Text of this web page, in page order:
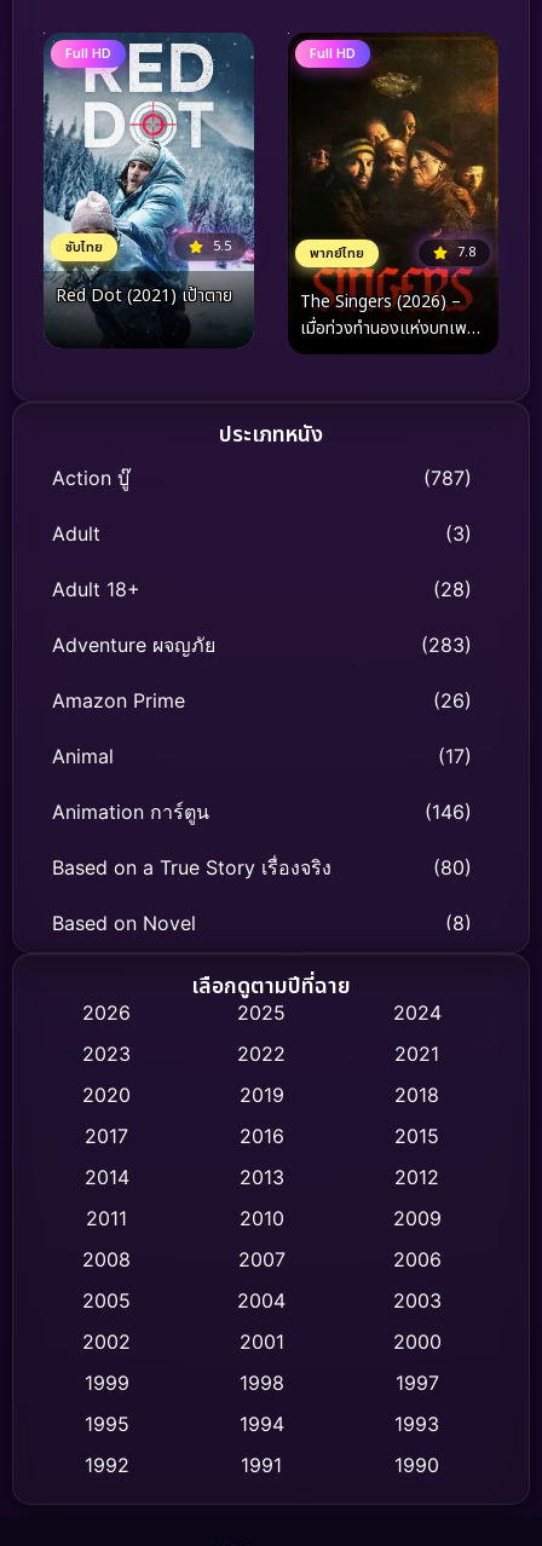
Full HD
ซับไทย 5.5
Red Dot (2021) เป้าตาย
Full HD
พากย์ไทย 7.8
The Singers (2026) –
เมื่อท่วงทำนองแห่งบทเพลง
คือหนทางเดียวในการ
ประเภทหนัง
Action บู๊ (787)
Adult (3)
Adult 18+ (28)
Adventure ผจญภัย (283)
Amazon Prime (26)
Animal (17)
Animation การ์ตูน (146)
Based on a True Story เรื่องจริง (80)
Based on Novel (8)
Biography ชีวิตจริง
Classic หนังคลาสสิก (47)
Comedy ตลก (460)
Crime อาชญากรรม (541)
Cult Film
Dance เต้น (10)
Detective สืบสวน (64)
เลือกดูตามปีที่ฉาย
2026 2025
2024
2023
2022
2021
2020
2019
2018
2017
2016
2015
2014
2013
2012
2011
2010
2009
2008
2007
2006
2005
2004
2003
2002
2001
2000
1999
1998
1997
1995
1994
1993
1992
1991
1990
1989
1988
1986